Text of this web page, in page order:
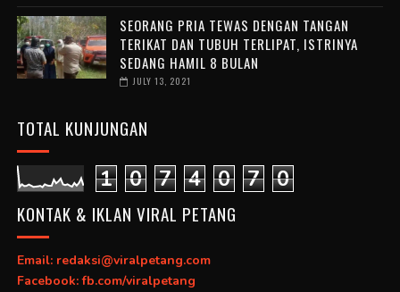
SEORANG PRIA TEWAS DENGAN TANGAN
TERIKAT DAN TUBUH TERLIPAT, ISTRINYA
SEDANG HAMIL 8 BULAN
JULY 13, 2021
TOTAL KUNJUNGAN
1 0 7 4 0 7 0
KONTAK & IKLAN VIRAL PETANG
Email: redaksi@viralpetang.com
Facebook: fb.com/viralpetang